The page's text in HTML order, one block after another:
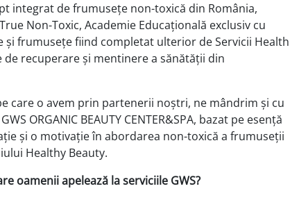
integrat de frumusețe non-toxică din România,
Non-Toxic, Academie Educațională exclusiv cu
frumusețe fiind completat ulterior de Servicii Health
recuperare și mentinere a sănătății din
care o avem prin partenerii noștri, ne mândrim și cu
ORGANIC BEAUTY CENTER&SPA, bazat pe esență
și o motivație în abordarea non-toxică a frumuseții
Healthy Beauty.
oamenii apelează la serviciile GWS?